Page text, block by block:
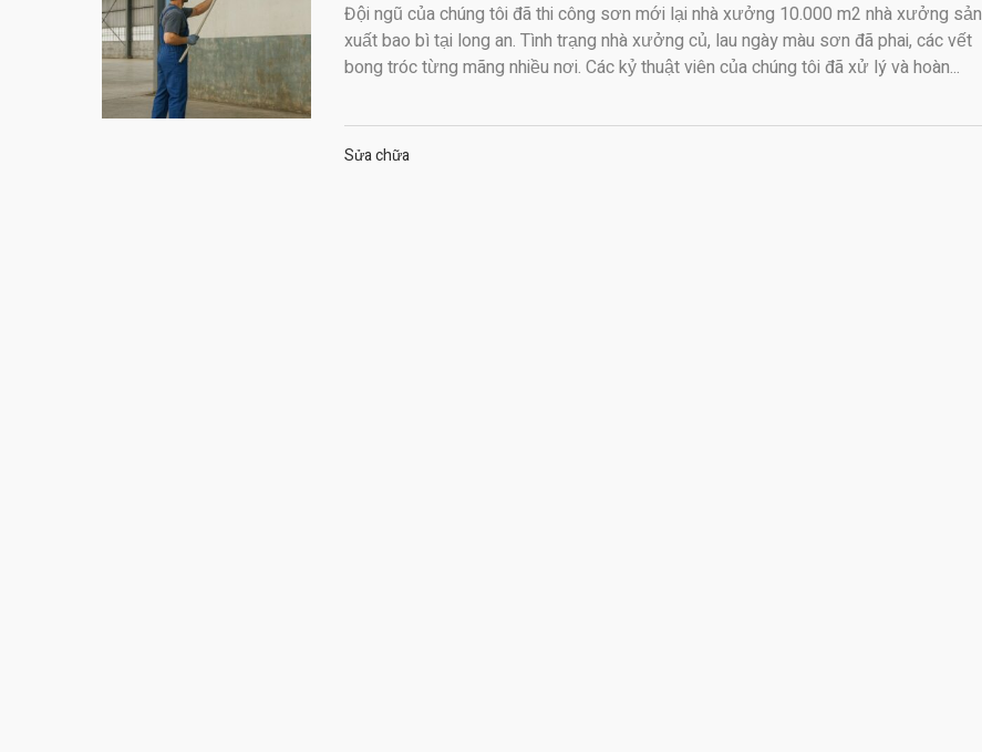
Đội ngũ của chúng tôi đã thi công sơn mới lại nhà xưởng 10.000 m2 nhà xưởng sản
xuất bao bì tại long an. Tình trạng nhà xưởng củ, lau ngày màu sơn đã phai, các vết
bong tróc từng mãng nhiều nơi. Các kỷ thuật viên của chúng tôi đã xử lý và hoàn...
Sửa chữa